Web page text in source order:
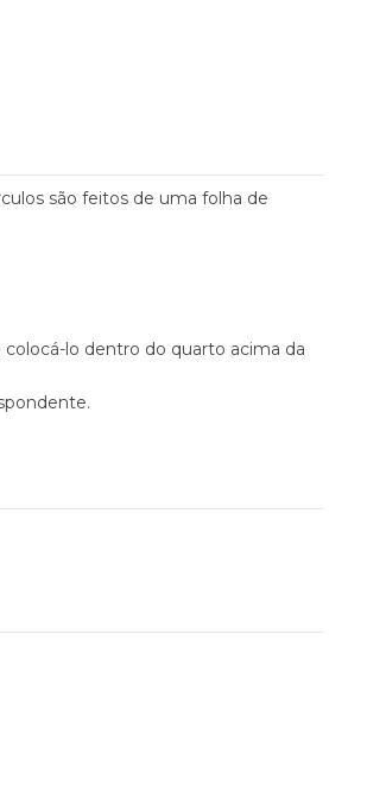
são feitos de uma folha de
lo dentro do quarto acima da